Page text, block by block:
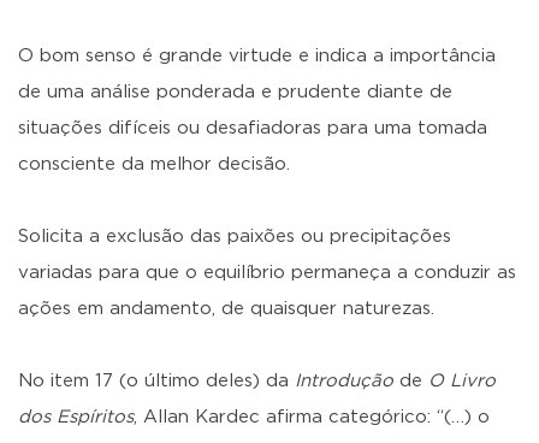
O bom senso é grande virtude e indica a importância
de uma análise ponderada e prudente diante de
situações difíceis ou desafiadoras para uma tomada
consciente da melhor decisão.
Solicita a exclusão das paixões ou precipitações
variadas para que o equilíbrio permaneça a conduzir as
ações em andamento, de quaisquer naturezas.
No item 17 (o último deles) da Introdução de O Livro
dos Espíritos, Allan Kardec afirma categórico: “(…) o